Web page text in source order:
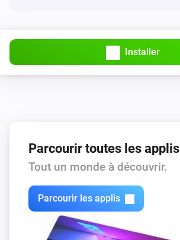
Installer
Parcourir toutes les applis
Tout un monde à découvrir.
Parcourir les applis